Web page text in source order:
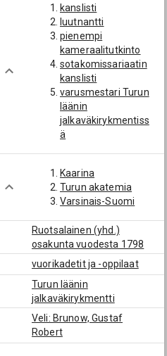
kanslisti
luutnantti
pienempi
kameraalitutkinto
sotakomissariaatin
kanslisti
varusmestari Turun
läänin
jalkaväkirykmentiss
ä
Kaarina
Turun akatemia
Varsinais-Suomi
Ruotsalainen (yhd.)
osakunta vuodesta 1798
vuorikadetit ja -oppilaat
Turun läänin
jalkaväkirykmentti
Veli: Brunow, Gustaf
Robert